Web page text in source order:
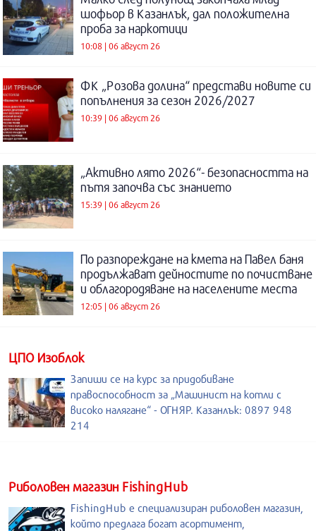
шофьор в Казанлък, дал положителна
проба за наркотици
10:08 | 06 август 26
ФК „Розова долина“ представи новите си
попълнения за сезон 2026/2027
10:39 | 06 август 26
„Активно лято 2026“- безопасността на
пътя започва със знанието
15:39 | 06 август 26
По разпореждане на кмета на Павел баня
продължават дейностите по почистване
и облагородяване на населените места
12:05 | 06 август 26
ЦПО Изоблок
Запиши се на курс за придобиване
правоспособност за „Машинист на котли с
високо налягане“ - ОГНЯР. Казанлък: 0897 948
214
Риболовен магазин FishingHub
FishingHub е специализиран риболовен магазин,
който предлага богат асортимент,